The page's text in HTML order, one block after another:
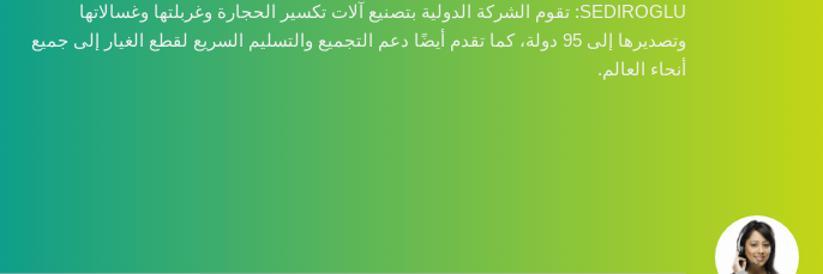
SEDIROGLU: تقوم الشركة الدولية بتصنيع آلات تكسير الحجارة وغربلتها وغسالاتها
وتصديرها إلى 95 دولة، كما تقدم أيضًا دعم التجميع والتسليم السريع لقطع الغيار إلى جميع
أنحاء العالم.